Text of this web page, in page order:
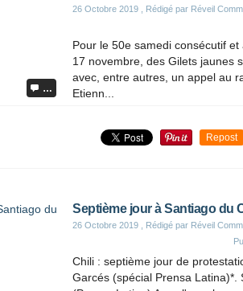
…
26 Octobre 2019 , Rédigé par Réveil
Pour le 50e samedi consécutif
17 novembre, des Gilets jaunes
avec, entre autres, un appel au
Etienn...
Repost
Septième jour à Santiago du
26 Octobre 2019 , Rédigé par Réveil
Chili : septième jour de
Garcés (spécial Prensa Latina)*.